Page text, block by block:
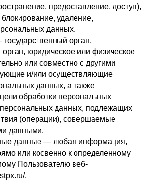
предоставление, доступ),
удаление,
данных.
орган,
юридическое или физическое
или совместно с другими
и/или осуществляющие
данных, а также
обработки персональных
данных, подлежащих
(операции), совершаемые
данными.
данные — любая информация,
или косвенно к определенному
Пользователю веб-
.